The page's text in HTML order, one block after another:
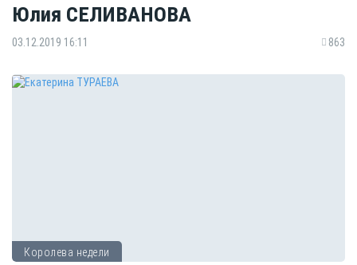
Юлия СЕЛИВАНОВА
03.12.2019 16:11 863
Королева недели